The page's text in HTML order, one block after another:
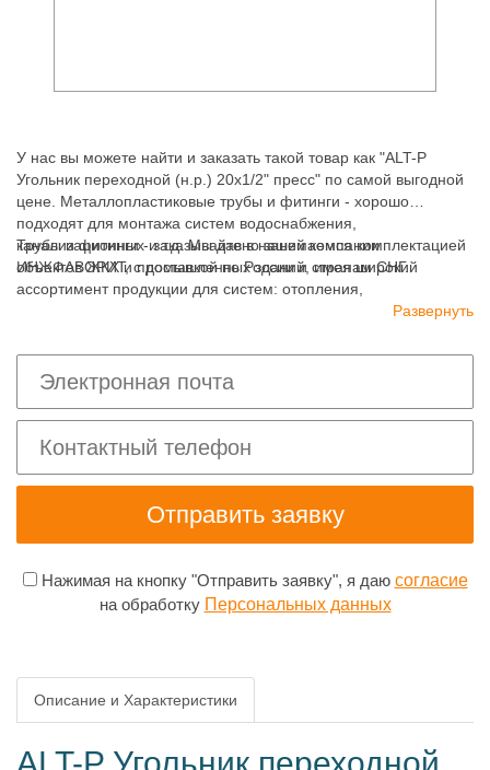
У нас вы можете найти и заказать такой товар как "ALT-P
Угольник переходной (н.р.) 20х1/2" пресс" по самой выгодной
цене. Металлопластиковые трубы и фитинги - хорошо
подходят для монтажа систем водоснабжения,
канализационных и т.д. Мы давно занимаемся комплектацией
объектов ЖКХ и промышленных зданий, имея широкий
ассортимент продукции для систем: отопления,
Трубы и фитинги - заказывайте в нашей компании
ИНЖФАВОРИТ, с доставкой по России и странам СНГ.
Развернуть
Нажимая на кнопку "Отправить заявку", я даю согласие
на обработку Персональных данных
Описание и Характеристики